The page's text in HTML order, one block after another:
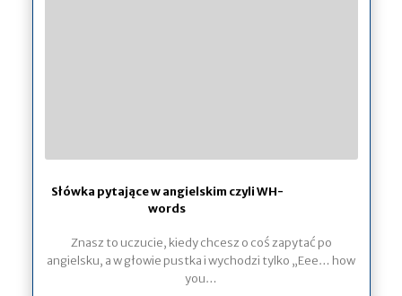
Słówka pytające w angielskim czyli WH-
words
Znasz to uczucie, kiedy chcesz o coś zapytać po
angielsku, a w głowie pustka i wychodzi tylko „Eee… how
you…